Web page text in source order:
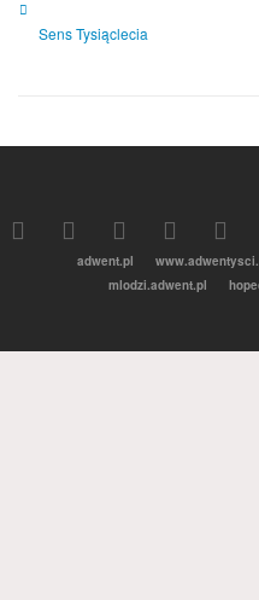
Sens Tysiąclecia
adwent.pl
mlodzi.adwent.pl